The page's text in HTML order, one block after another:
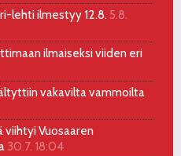
lehti ilmestyy 12.8. 5.8.
ilmaiseksi viiden eri
vakavilta vammoilta
Vuosaaren
30.7. 18:04